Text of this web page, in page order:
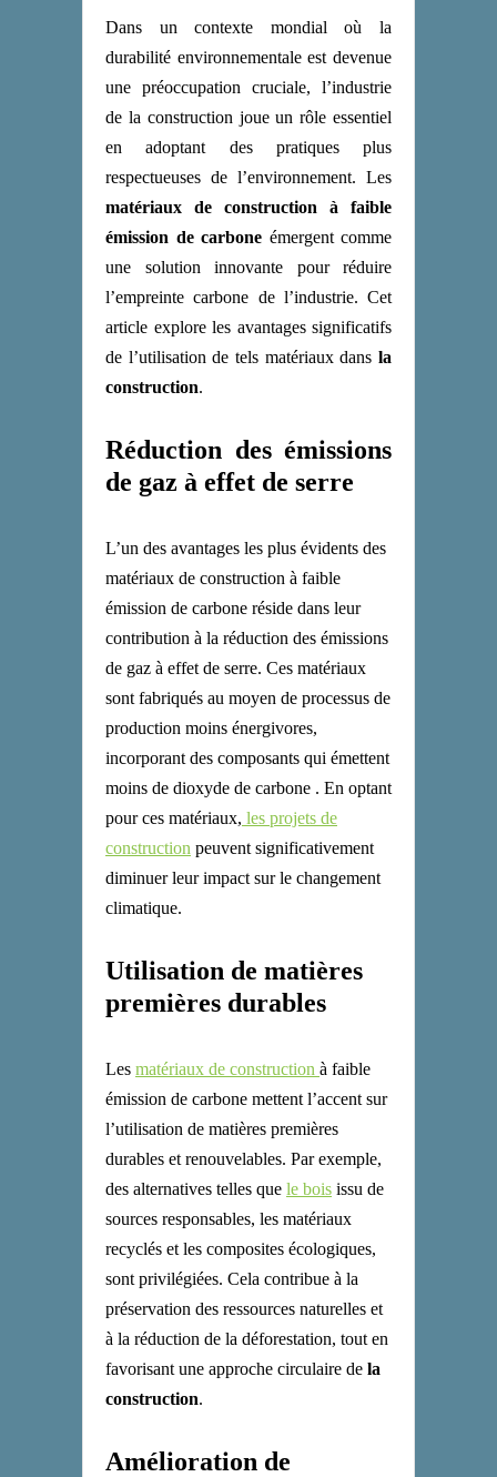
Dans un contexte mondial où la
durabilité environnementale est devenue
une préoccupation cruciale, l’industrie
de la construction joue un rôle essentiel
en adoptant des pratiques plus
respectueuses de l’environnement. Les
matériaux de construction à faible
émission de carbone émergent comme
une solution innovante pour réduire
l’empreinte carbone de l’industrie. Cet
article explore les avantages significatifs
de l’utilisation de tels matériaux dans la
construction.
Réduction des émissions
de gaz à effet de serre
L’un des avantages les plus évidents des
matériaux de construction à faible
émission de carbone réside dans leur
contribution à la réduction des émissions
de gaz à effet de serre. Ces matériaux
sont fabriqués au moyen de processus de
production moins énergivores,
incorporant des composants qui émettent
moins de dioxyde de carbone . En optant
pour ces matériaux, les projets de
construction peuvent significativement
diminuer leur impact sur le changement
climatique.
Utilisation de matières
premières durables
Les matériaux de construction à faible
émission de carbone mettent l’accent sur
l’utilisation de matières premières
durables et renouvelables. Par exemple,
des alternatives telles que le bois issu de
sources responsables, les matériaux
recyclés et les composites écologiques,
sont privilégiées. Cela contribue à la
préservation des ressources naturelles et
à la réduction de la déforestation, tout en
favorisant une approche circulaire de la
construction.
Amélioration de